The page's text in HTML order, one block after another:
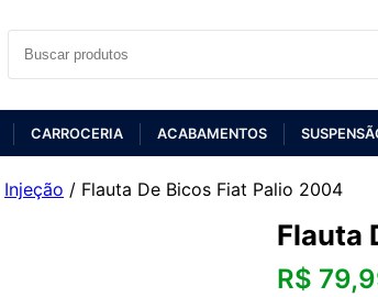
CARROCERIA ACABAMENTOS
Injeção / Flauta De Bicos Fiat Palio 2004
Flauta
R$